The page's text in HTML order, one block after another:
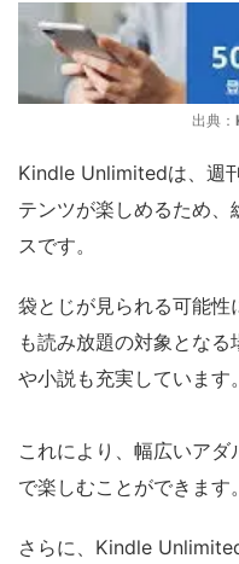
出典：
Kindle Unlimitedは、週
テンツが楽しめるため
スです。
袋とじが見られる可能
も読み放題の対象とな
や小説も充実しています。
これにより、幅広いア
で楽しむことができます。
さらに、Kindle